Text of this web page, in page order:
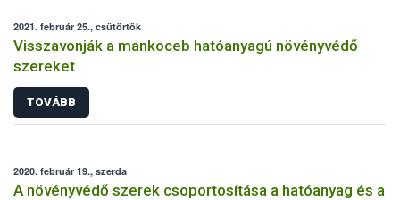
2021. február 25., csütörtök
Visszavonják a mankoceb hatóanyagú növényvédő
szereket
TOVÁBB
2020. február 19., szerda
A növényvédő szerek csoportosítása a hatóanyag és a